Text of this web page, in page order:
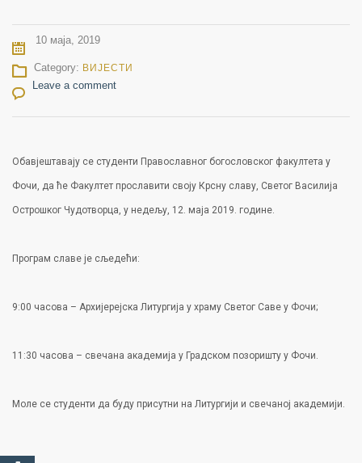
10 маја, 2019
Category: ВИЈЕСТИ
Leave a comment
Обавјештавају се студенти Православног богословског факултета у
Фочи, да ће Факултет прославити своју Крсну славу, Светог Василија
Острошког Чудотворца, у недељу, 12. маја 2019. године.
Програм славе је сљедећи:
9:00 часова – Архијерејска Литургија у храму Светог Саве у Фочи;
11:30 часова – свечана академија у Градском позоришту у Фочи.
Моле се студенти да буду присутни на Литургији и свечаној академији.